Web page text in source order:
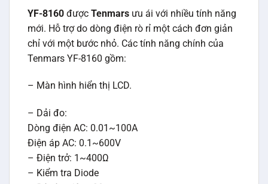
YF-8160 được Tenmars ưu ái với nhiều tính năng
mới. Hỗ trợ do dòng điện rò rỉ một cách đơn giản
chỉ với một bước nhỏ. Các tính năng chính của
Tenmars YF-8160 gồm:
– Màn hình hiển thị LCD.
– Dải đo:
Dòng điện AC: 0.01~100A
Điện áp AC: 0.1~600V
– Điện trở: 1~400Ω
– Kiểm tra Diode